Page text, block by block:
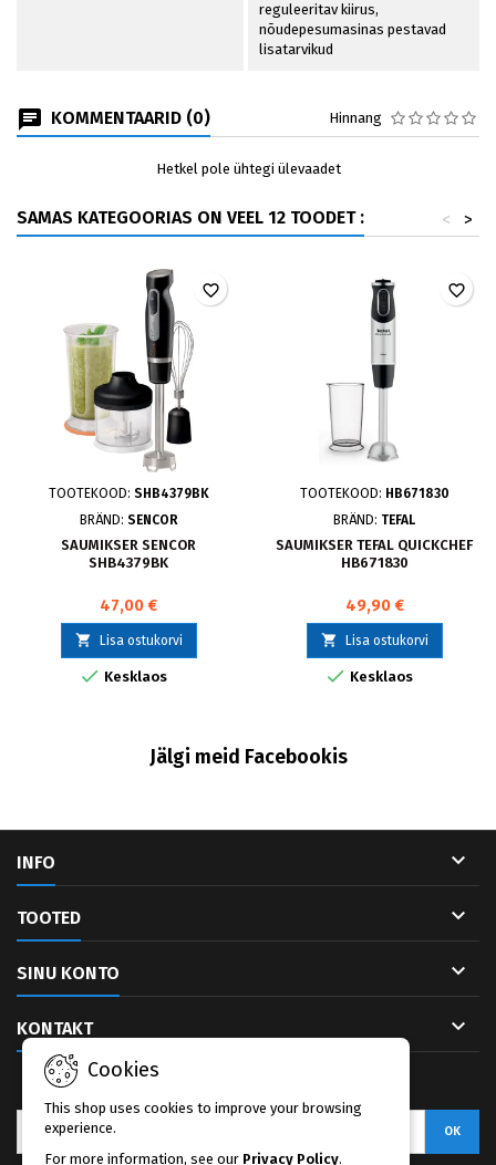
reguleeritav kiirus,
nõudepesumasinas pestavad
lisatarvikud
KOMMENTAARID (0) Hinnang
Hetkel pole ühtegi ülevaadet
SAMAS KATEGOORIAS ON VEEL 12 TOODET : >
<
TOOTEKOOD: SHB4379BK
BRÄND: SENCOR
SAUMIKSER SENCOR
SHB4379BK
47,00 €
 Lisa ostukorvi
 Kesklaos
favorite_border
TOOTEKOOD: HB671830
BRÄND: TEFAL
SAUMIKSER TEFAL QUICKCHEF
HB671830
49,90 €
 Lisa ostukorvi
 Kesklaos
favorite_border
Jälgi meid Facebookis
INFO 
TOOTED 
SINU KONTO 
KONTAKT 
Cookies
This shop uses cookies to improve your browsing
experience.
For more information, see our Privacy Policy.